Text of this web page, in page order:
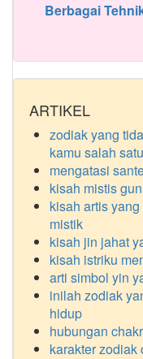
Berbagai
ARTIKEL
zodiak yang
kamu salah
mengatasi
kisah mistis
kisah artis
mistik
kisah jin jahat
kisah istriku
arti simbol yin
inilah zodiak
hidup
hubungan
karakter zodiak